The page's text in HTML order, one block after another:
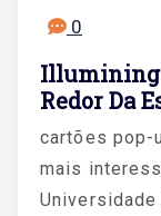
0
Illumining
Redor Da
cartões pop-
mais
Universidade